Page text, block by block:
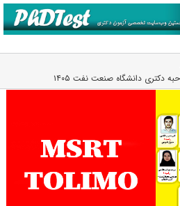
دکتری دانشگاه صنعت نفت ۱۴۰۵